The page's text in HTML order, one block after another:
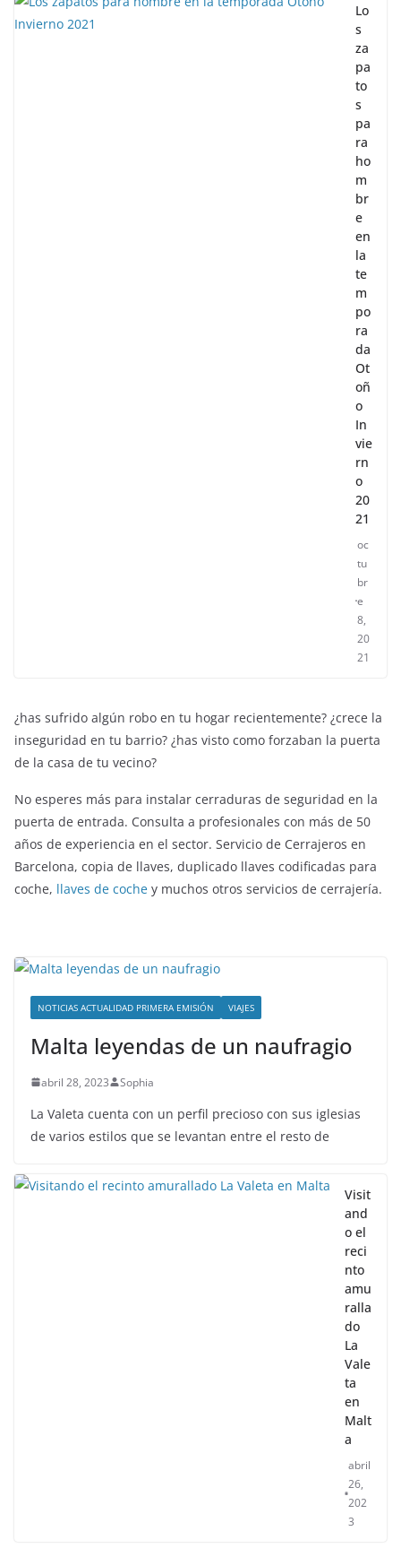
Lo
s
za
pa
to
s
pa
ra
ho
m
br
e
en
la
te
m
po
ra
da
Ot
oñ
o
In
vie
rn
o
20
21
oc
tu
br
e
8,
20
21
¿has sufrido algún robo en tu hogar recientemente? ¿crece la
inseguridad en tu barrio? ¿has visto como forzaban la puerta
de la casa de tu vecino?
No esperes más para instalar cerraduras de seguridad en la
puerta de entrada. Consulta a profesionales con más de 50
años de experiencia en el sector. Servicio de Cerrajeros en
Barcelona, copia de llaves, duplicado llaves codificadas para
coche, llaves de coche y muchos otros servicios de cerrajería.
NOTICIAS ACTUALIDAD PRIMERA EMISIÓN VIAJES
Malta leyendas de un naufragio
abril 28, 2023 Sophia
La Valeta cuenta con un perfil precioso con sus iglesias
de varios estilos que se levantan entre el resto de
Visit
and
o el
reci
nto
amu
ralla
do
La
Vale
ta
en
Malt
a
abril
26,
202
3